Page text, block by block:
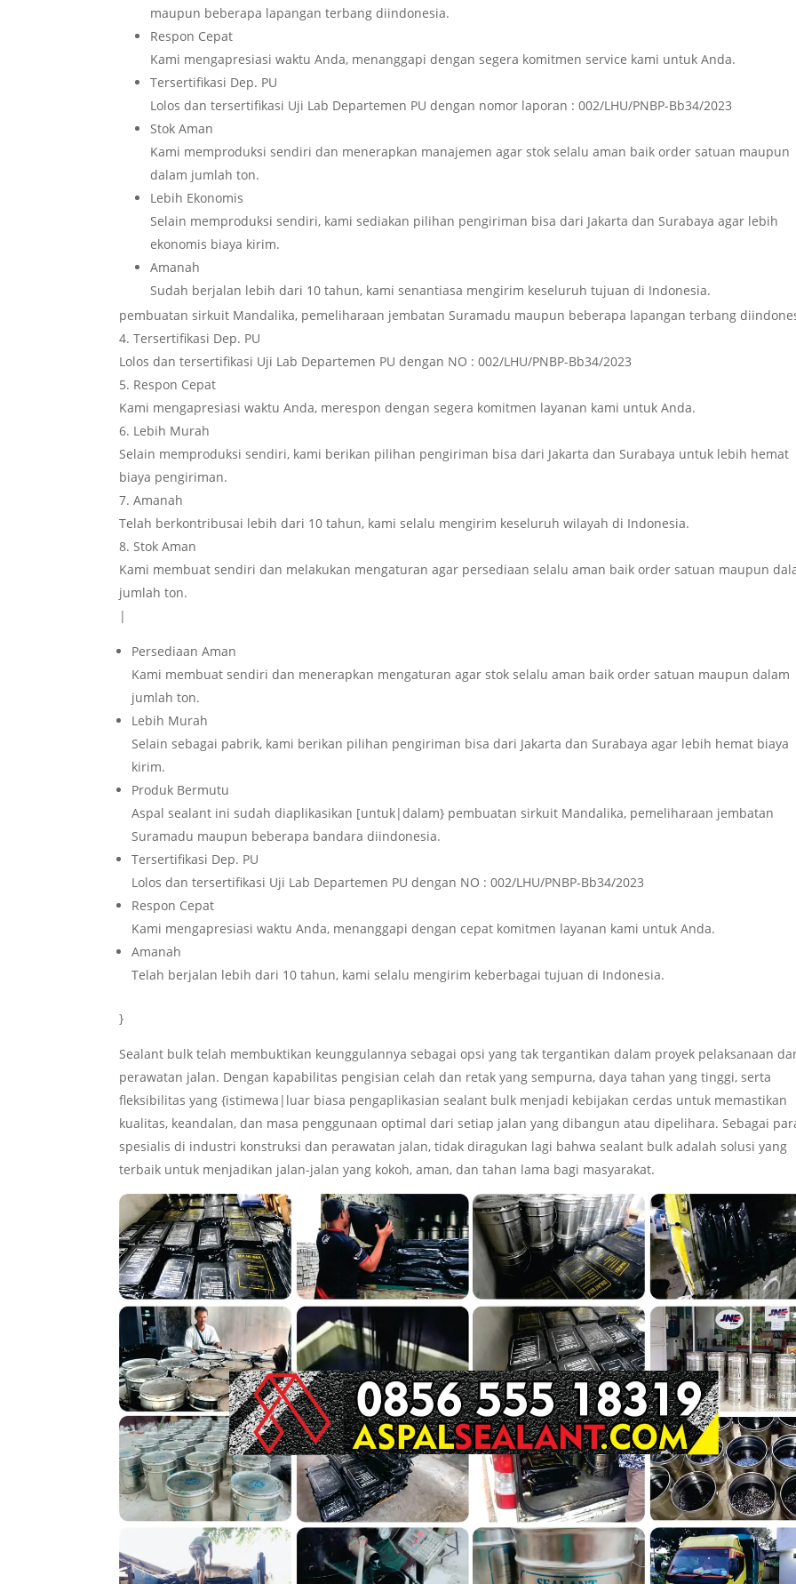
maupun beberapa lapangan terbang diindonesia.
Respon Cepat
Kami mengapresiasi waktu Anda, menanggapi dengan segera komitmen service kami untuk Anda.
Tersertifikasi Dep. PU
Lolos dan tersertifikasi Uji Lab Departemen PU dengan nomor laporan : 002/LHU/PNBP-Bb34/2023
Stok Aman
Kami memproduksi sendiri dan menerapkan manajemen agar stok selalu aman baik order satuan maupun
dalam jumlah ton.
Lebih Ekonomis
Selain memproduksi sendiri, kami sediakan pilihan pengiriman bisa dari Jakarta dan Surabaya agar lebih
ekonomis biaya kirim.
Amanah
Sudah berjalan lebih dari 10 tahun, kami senantiasa mengirim keseluruh tujuan di Indonesia.
pembuatan sirkuit Mandalika, pemeliharaan jembatan Suramadu maupun beberapa lapangan terbang
Tersertifikasi Dep. PU
Lolos dan tersertifikasi Uji Lab Departemen PU dengan NO : 002/LHU/PNBP-Bb34/2023
Respon Cepat
Kami mengapresiasi waktu Anda, merespon dengan segera komitmen layanan kami untuk Anda.
Lebih Murah
Selain memproduksi sendiri, kami berikan pilihan pengiriman bisa dari Jakarta dan Surabaya untuk lebih hemat
biaya pengiriman.
Amanah
Telah berkontribusai lebih dari 10 tahun, kami selalu mengirim keseluruh wilayah di Indonesia.
Stok Aman
Kami membuat sendiri dan melakukan mengaturan agar persediaan selalu aman baik order satuan maupun
jumlah ton.
|
Persediaan Aman
Kami membuat sendiri dan menerapkan mengaturan agar stok selalu aman baik order satuan maupun dalam
jumlah ton.
Lebih Murah
Selain sebagai pabrik, kami berikan pilihan pengiriman bisa dari Jakarta dan Surabaya agar lebih hemat biaya
kirim.
Produk Bermutu
Aspal sealant ini sudah diaplikasikan [untuk|dalam} pembuatan sirkuit Mandalika, pemeliharaan jembatan
Suramadu maupun beberapa bandara diindonesia.
Tersertifikasi Dep. PU
Lolos dan tersertifikasi Uji Lab Departemen PU dengan NO : 002/LHU/PNBP-Bb34/2023
Respon Cepat
Kami mengapresiasi waktu Anda, menanggapi dengan cepat komitmen layanan kami untuk Anda.
Amanah
Telah berjalan lebih dari 10 tahun, kami selalu mengirim keberbagai tujuan di Indonesia.
}
Sealant bulk telah membuktikan keunggulannya sebagai opsi yang tak tergantikan dalam proyek pelaksanaan
perawatan jalan. Dengan kapabilitas pengisian celah dan retak yang sempurna, daya tahan yang tinggi, serta
fleksibilitas yang {istimewa|luar biasa pengaplikasian sealant bulk menjadi kebijakan cerdas untuk memastikan
kualitas, keandalan, dan masa penggunaan optimal dari setiap jalan yang dibangun atau dipelihara. Sebagai
spesialis di industri konstruksi dan perawatan jalan, tidak diragukan lagi bahwa sealant bulk adalah solusi yang
terbaik untuk menjadikan jalan-jalan yang kokoh, aman, dan tahan lama bagi masyarakat.